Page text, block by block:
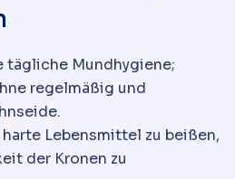
tägliche Mundhygiene;
regelmäßig und
Lebensmittel zu beißen,
der Kronen zu